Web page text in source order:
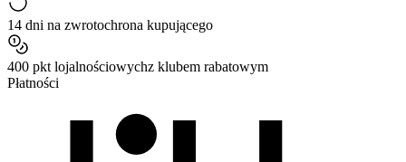
14 dni na zwrotochrona kupującego
400 pkt lojalnościowychz klubem rabatowym
Płatności